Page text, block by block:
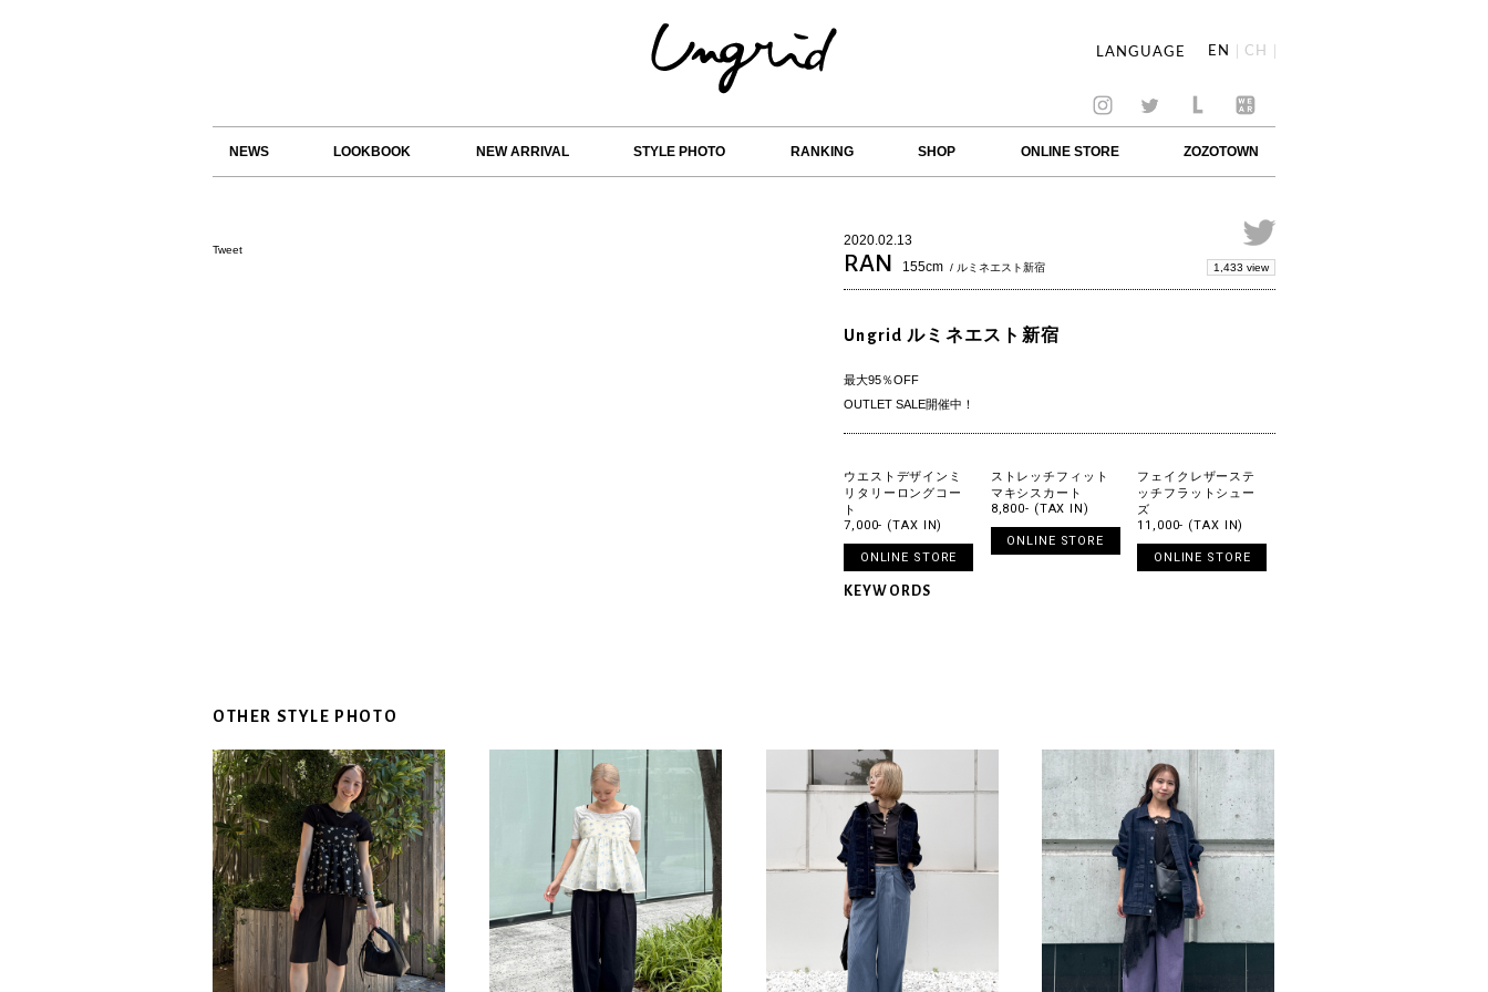
LANGUAGE EN CH
NEWS LOOKBOOK NEW ARRIVAL STYLE PHOTO RANKING SHOP ONLINE STORE ZOZOTOWN
Tweet
2020.02.13
RAN 155cm / ルミネエスト新宿 1,433 view
Ungrid ルミネエスト新宿
最大95％OFF
OUTLET SALE開催中！
ウエストデザインミ
リタリーロングコー
ト
7,000- (TAX IN)
ONLINE STORE
ストレッチフィット
マキシスカート
8,800- (TAX IN)
ONLINE STORE
フェイクレザーステ
ッチフラットシュー
ズ
11,000- (TAX IN)
ONLINE STORE
KEYWORDS
OTHER STYLE PHOTO